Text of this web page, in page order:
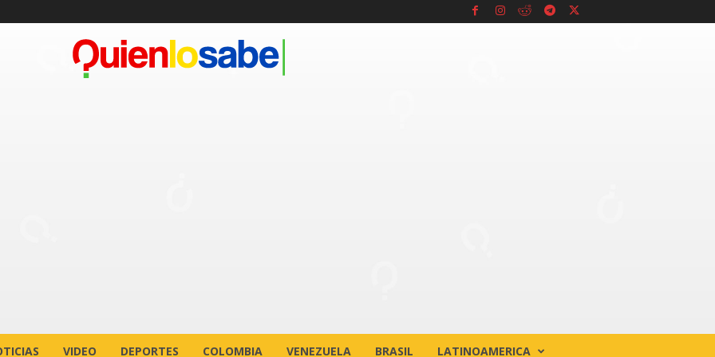
VIDEO DEPORTES COLOMBIA VENEZUELA BRASIL LATINOAMERICA